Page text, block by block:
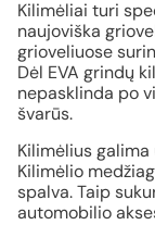
Kilimėliai turi
naujoviška
grioveliuose
Dėl EVA grindų
nepasklinda po
švarūs.
Kilimėlius
Kilimėlio
spalva. Taip
automobilio